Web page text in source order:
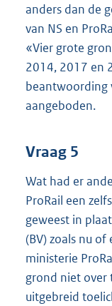
anders dan de
van NS en
«Vier grote
2014, 2017 en
beantwoording
aangeboden.
Vraag 5
Wat had er
ProRail een
geweest in
(BV) zoals nu
ministerie
grond niet over
uitgebreid